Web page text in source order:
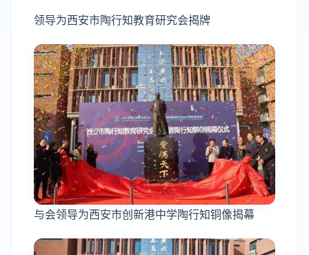
领导为西安市陶行知教育研究会揭牌
与会领导为西安市创新港中学陶行知铜像揭幕